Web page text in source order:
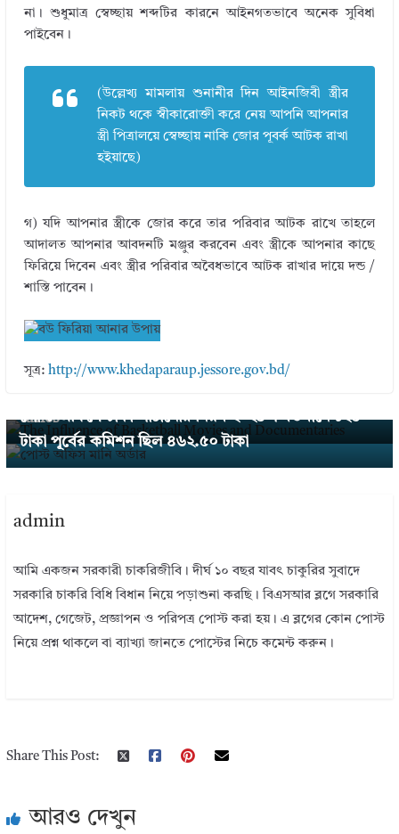
না। শুধুমাত্র স্বেচ্ছায় শব্দটির কারনে আইনগতভাবে অনেক সুবিধা
পাইবেন।
(উল্লেখ্য মামলায় শুনানীর দিন আইনজিবী স্ত্রীর
নিকট থকে স্বীকারোক্তী করে নেয় আপনি আপনার
স্ত্রী পিত্রালয়ে স্বেচ্ছায় নাকি জোর পূবর্ক আটক রাখা
হইয়াছে)
গ) যদি আপনার স্ত্রীকে জোর করে তার পরিবার আটক রাখে তাহলে
আদালত আপনার আবদনটি মঞ্জুর করবেন এবং স্ত্রীকে আপনার কাছে
ফিরিয়ে দিবেন এবং স্ত্রীর পরিবার অবৈধভাবে আটক রাখার দায়ে দন্ড /
শাস্তি পাবেন।
সূত্র: http://www.khedaparaup.jessore.gov.bd/
← Previous
taries
পোস্ট অফিসে টাকা পাঠানোর নিয়ম ২০২৪ । বর্তমানে ১২৫
টাকা পূর্বের কমিশন ছিল ৪৬২.৫০ টাকা
admin
আমি একজন সরকারী চাকরিজীবি। দীর্ঘ ১০ বছর যাবৎ চাকুরির সুবাদে
সরকারি চাকরি বিধি বিধান নিয়ে পড়াশুনা করছি। বিএসআর ব্লগে সরকারি
আদেশ, গেজেট, প্রজ্ঞাপন ও পরিপত্র পোস্ট করা হয়। এ ব্লগের কোন পোস্ট
নিয়ে প্রশ্ন থাকলে বা ব্যাখ্যা জানতে পোস্টের নিচে কমেন্ট করুন।
Share This Post:
আরও দেখুন